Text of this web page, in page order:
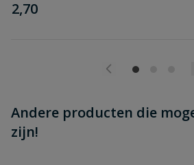
€
2,70
Andere producten die
zijn!